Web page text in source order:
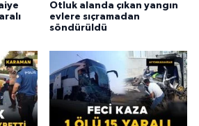
Otluk alanda çıkan yangın
evlere sıçramadan
söndürüldü